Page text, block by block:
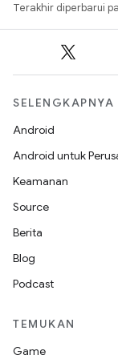
Terakhir diperbarui
Android
Android untuk
Keamanan
Source
Berita
Blog
Podcast
TEMUKAN
Game